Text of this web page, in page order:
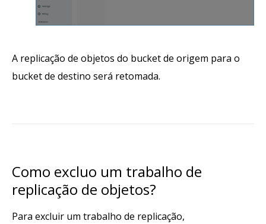
A replicação de objetos do bucket de origem para o
bucket de destino será retomada.
Como excluo um trabalho de
replicação de objetos?
Para excluir um trabalho de replicação,